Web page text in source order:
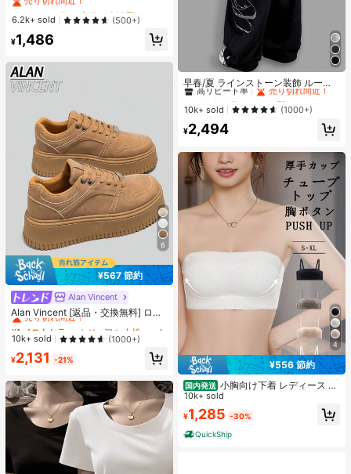
ッチワーク レーストリム 配色 ウエ
スト ショートスリーブ トップス 夏
用
#2 ベストセラー
売り切れ間近！
#2 ベストセラー
売り切れ間近！
#2 ベストセラー
売り切れ間近！
6.2k+ sold (500+)
¥1,486
6
¥567 節約
Alan Vincent
Alan Vincent [返品・交換無料] ロー
カット レースアップシューズ、厚底
カジュアルスニーカー、快適でファ
ッショナブル、4.5cm身長アップ、
小柄な女性向け、アスレジャー
#1 ベストセラー
売り切れ間近！
#1 ベストセラー
売り切れ間近！
#1 ベストセラー
売り切れ間近！
#1 ベストセラー
売り切れ間近！
10k+ sold (1000+)
¥2,131 -21%
早春/夏 ラインストーン装飾 ルーズ
フィット リラックス ジャズダンス
ワイドレッグ カジュアルパンツ レデ
ィース、レトロアメリカンスタイル
ブラック、Y2Kエステティック
#1 ベストセラー
高リピート率
売り切れ間近！
#1 ベストセラー
ワイド脚 レディースパンツ
高リピート率
売り切れ間近！
#1 ベストセラー
ワイド脚 レディースパンツ
高リピート率
売り切れ間近！
#1 ベストセラー
高リピート率
売り切れ間近！
10k+ sold (1000+)
¥2,494
4
¥556 節約
国内発送 小胸向け下着 レディース 、
脇高UPブラジャー 無地チューブト
ップ 、ストラップレスカップ付きブ
ラ 、取り外し可能な肩紐インナー、
胸ボタンナイトブラ 、滑り止めブラ
トップ 白
10k+ sold
¥1,285 -30%
QuickShip